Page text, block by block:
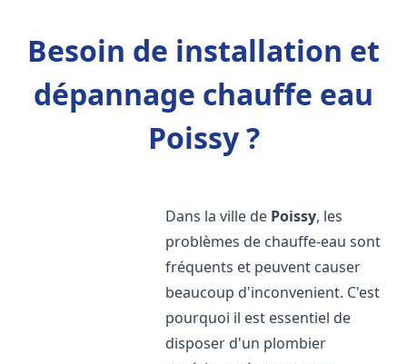
Besoin de installation et
dépannage chauffe eau
Poissy ?
Dans la ville de Poissy, les
problèmes de chauffe-eau sont
fréquents et peuvent causer
beaucoup d'inconvenient. C'est
pourquoi il est essentiel de
disposer d'un plombier